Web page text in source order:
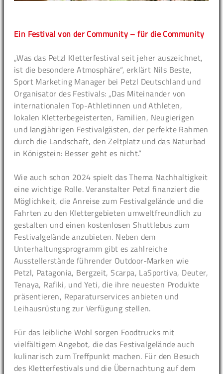
Ein Festival von der Community – für die Community
„Was das Petzl Kletterfestival seit jeher auszeichnet,
ist die besondere Atmosphäre“, erklärt Nils Beste,
Sport Marketing Manager bei Petzl Deutschland und
Organisator des Festivals: „Das Miteinander von
internationalen Top-Athletinnen und Athleten,
lokalen Kletterbegeisterten, Familien, Neugierigen
und langjährigen Festivalgästen, der perfekte Rahmen
durch die Landschaft, den Zeltplatz und das Naturbad
in Königstein: Besser geht es nicht.“
Wie auch schon 2024 spielt das Thema Nachhaltigkeit
eine wichtige Rolle. Veranstalter Petzl finanziert die
Möglichkeit, die Anreise zum Festivalgelände und die
Fahrten zu den Klettergebieten umweltfreundlich zu
gestalten und einen kostenlosen Shuttlebus zum
Festivalgelände anzubieten. Neben dem
Unterhaltungsprogramm gibt es zahlreiche
Ausstellerstände führender Outdoor-Marken wie
Petzl, Patagonia, Bergzeit, Scarpa, LaSportiva, Deuter,
Tenaya, Rafiki, und Yeti, die ihre neuesten Produkte
präsentieren, Reparaturservices anbieten und
Leihausrüstung zur Verfügung stellen.
Für das leibliche Wohl sorgen Foodtrucks mit
vielfältigem Angebot, die das Festivalgelände auch
kulinarisch zum Treffpunkt machen. Für den Besuch
des Kletterfestivals und die Übernachtung auf dem